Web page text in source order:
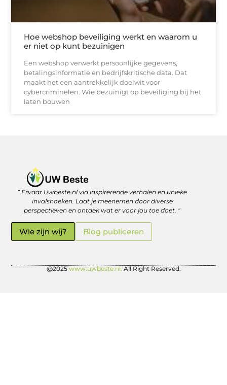
Hoe webshop beveiliging werkt en waarom u
er niet op kunt bezuinigen
Een webshop verwerkt persoonlijke gegevens,
betalingsinformatie en bedrijfskritische data. Dat
maakt het een aantrekkelijk doelwit voor
cybercriminelen. Wie bezuinigt op beveiliging bij het
laten bouwen
” Ervaar Uwbeste.nl via inspirerende verhalen en unieke
invalshoeken. Laat je meenemen door diverse
perspectieven en ontdek wat er voor jou toe doet. “
Wie zijn wij? Blog publiceren
@2025 www.uwbeste.nl. All Right Reserved.